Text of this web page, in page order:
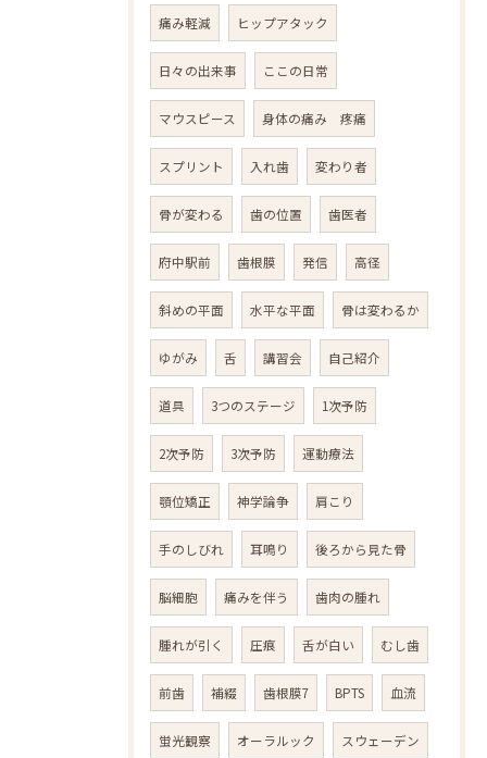
痛み軽減 ヒップアタック
日々の出来事 ここの日常
マウスピース 身体の痛み 疼痛
スプリント 入れ歯 変わり者
骨が変わる 歯の位置 歯医者
府中駅前 歯根膜 発信 高径
斜めの平面 水平な平面 骨は変わるか
ゆがみ 舌 講習会 自己紹介
道具 3つのステージ 1次予防
2次予防 3次予防 運動療法
顎位矯正 神学論争 肩こり
手のしびれ 耳鳴り 後ろから見た骨
脳細胞 痛みを伴う 歯肉の腫れ
腫れが引く 圧痕 舌が白い むし歯
前歯 補綴 歯根膜7 BPTS 血流
蛍光観察 オーラルック スウェーデン